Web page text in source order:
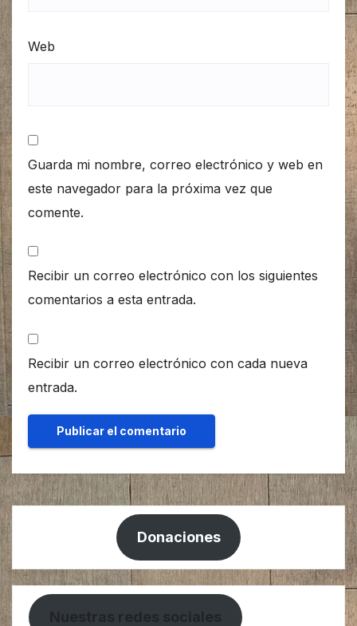
Web
Guarda mi nombre, correo electrónico y web en
este navegador para la próxima vez que
comente.
Recibir un correo electrónico con los siguientes
comentarios a esta entrada.
Recibir un correo electrónico con cada nueva
entrada.
Donaciones
Nuestras redes sociales